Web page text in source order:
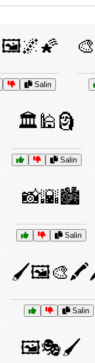
Salin
🏛️🕌🗿
Salin
📸🌇🏙️
Salin
Salin
🖼️🎭🖌️